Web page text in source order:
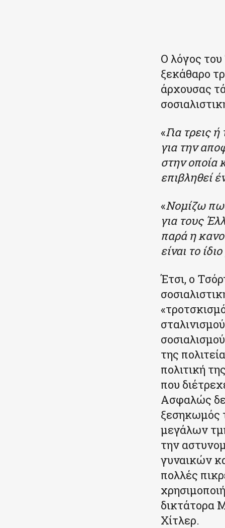
Ο λόγος
ξεκάθαρο
άρχουσας
«Για τρεις
για την
στην οποία
επιβληθεί
«Νομίζω
για τους
παρά η
είναι το
Έτσι, ο
της
πολιτική
που
Ασφαλώς
ξεσηκωμός
μεγάλων
την
γυναικών
πολλές
δικτάτορα
Χίτλερ.